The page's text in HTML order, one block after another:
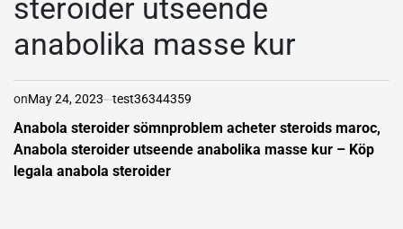
steroider utseende
anabolika masse kur
onMay 24, 2023 test36344359
Anabola steroider sömnproblem acheter steroids maroc,
Anabola steroider utseende anabolika masse kur – Köp
legala anabola steroider